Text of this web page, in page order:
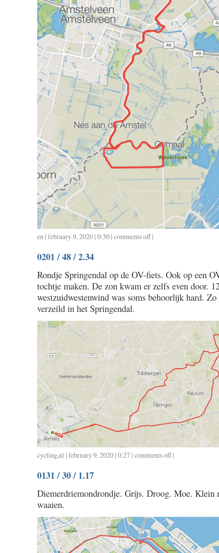
en | february 9, 2020 | 0:30 | comments offon
/
1.37
|
0201 / 48 / 2.34
Rondje Springendal op de OV-fiets. Ook op een
tochtje maken. De zon kwam er zelfs even door.
westzuidwestenwind was soms behoorlijk hard.
verzeild in het Springendal.
cycling,nl | february 9, 2020 | 0:27 | comments offon
|
0131 / 30 / 1.17
Diemerdriemondrondje. Grijs. Droog. Moe. Klein
waaien.